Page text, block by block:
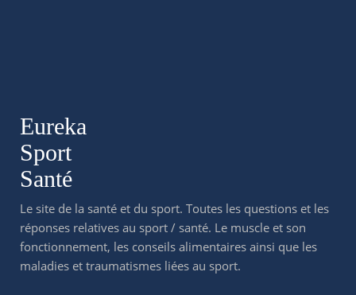
Eureka
Sport
Santé
Le site de la santé et du sport. Toutes les questions et les
réponses relatives au sport / santé. Le muscle et son
fonctionnement, les conseils alimentaires ainsi que les
maladies et traumatismes liées au sport.